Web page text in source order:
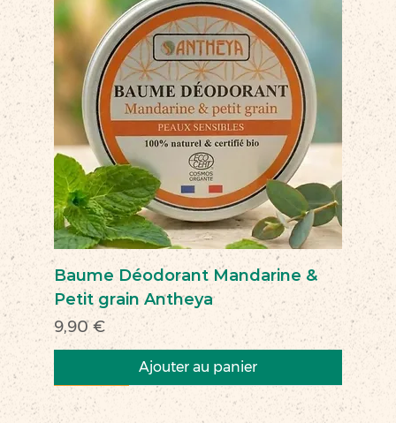
Baume Déodorant Mandarine &
Petit grain Antheya
Prix
9,90 €
Ajouter au panier
Nouveau
Nouveau
Nouveau
Nouveau
Nouveau
Nouveau
Nouveau
Nouveauté
Nouveau
Nouveau
Commerce équitable
Nouveau